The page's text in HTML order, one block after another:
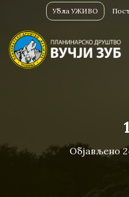
Убла УЖИВО
Објављено